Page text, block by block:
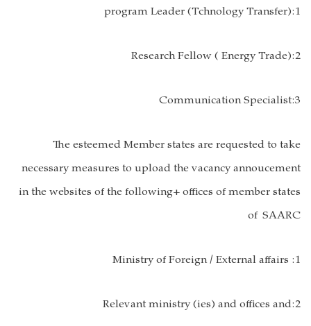
1:program Leader (Tchnology Transfer)
2:Research Fellow ( Energy Trade)
3:Communication Specialist
The esteemed Member states are requested to take
necessary measures to upload the vacancy annoucement
in the websites of the following+ offices of member states
of SAARC
1: Ministry of Foreign / External affairs
2:Relevant ministry (ies) and offices and